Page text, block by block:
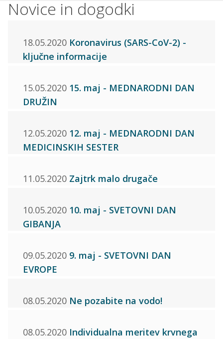
Novice in dogodki
18.05.2020 Koronavirus (SARS-CoV-2) -
ključne informacije
15.05.2020 15. maj - MEDNARODNI DAN
DRUŽIN
12.05.2020 12. maj - MEDNARODNI DAN
MEDICINSKIH SESTER
11.05.2020 Zajtrk malo drugače
10.05.2020 10. maj - SVETOVNI DAN
GIBANJA
09.05.2020 9. maj - SVETOVNI DAN
EVROPE
08.05.2020 Ne pozabite na vodo!
08.05.2020 Individualna meritev krvnega